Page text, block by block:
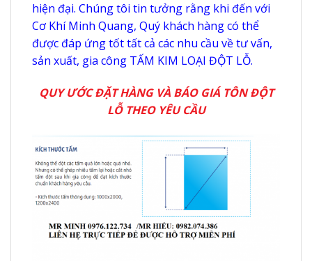
hiện đại. Chúng tôi tin tưởng rằng khi đến với
Cơ Khí Minh Quang, Quý khách hàng có thể
được đáp ứng tốt tất cả các nhu cầu về tư vấn,
sản xuất, gia công TẤM KIM LOẠI ĐỘT LỖ.
QUY ƯỚC ĐẶT HÀNG VÀ BÁO GIÁ TÔN ĐỘT
LỖ THEO YÊU CẦU